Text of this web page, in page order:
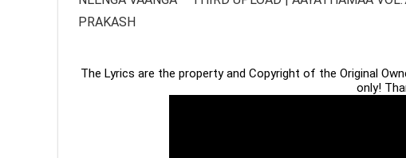
PRAKASH
The Lyrics are the property and Copyright of the Original
only!